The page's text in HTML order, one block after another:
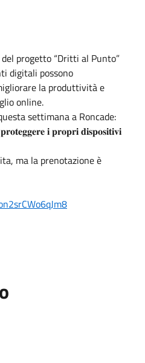
progetto “Dritti al Punto”
digitali possono
la produttività e
online.
settimana a Roncade:
𝐢 𝐩𝐫𝐨𝐩𝐫𝐢 𝐝𝐢𝐬𝐩𝐨𝐬𝐢𝐭𝐢𝐯𝐢
ma la prenotazione è